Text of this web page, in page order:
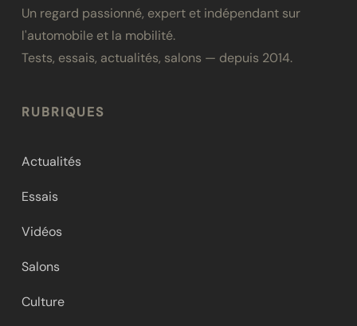
Un regard passionné, expert et indépendant sur
l'automobile et la mobilité.
Tests, essais, actualités, salons — depuis 2014.
RUBRIQUES
Actualités
Essais
Vidéos
Salons
Culture